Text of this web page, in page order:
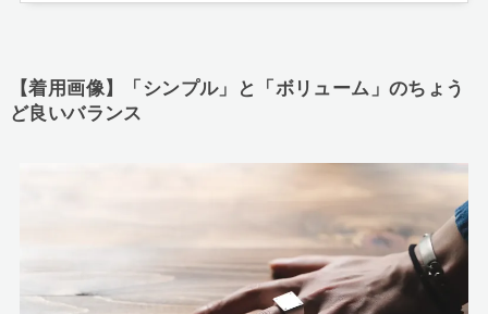
【着用画像】「シンプル」と「ボリューム」のちょう
ど良いバランス